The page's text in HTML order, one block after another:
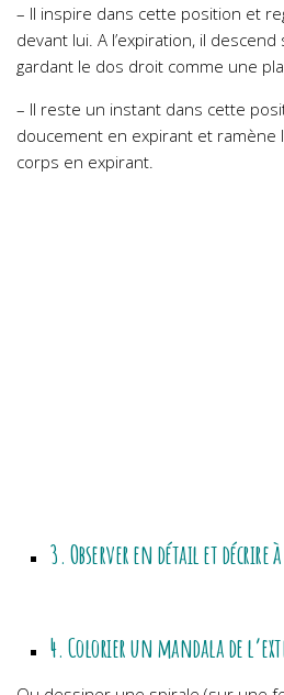
– Il inspire dans cette position et
devant lui. A l’expiration, il
gardant le dos droit comme une
– Il reste un instant dans cette
doucement en expirant et ramène
corps en expirant.
3. Observer en détail et décrire
4. Colorier un mandala de